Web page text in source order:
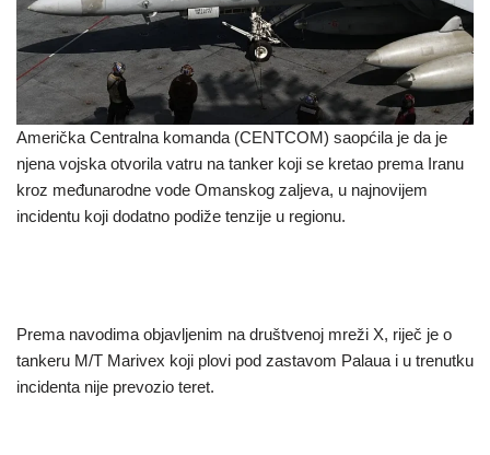
Američka Centralna komanda (CENTCOM) saopćila je da je
njena vojska otvorila vatru na tanker koji se kretao prema Iranu
kroz međunarodne vode Omanskog zaljeva, u najnovijem
incidentu koji dodatno podiže tenzije u regionu.
Prema navodima objavljenim na društvenoj mreži X, riječ je o
tankeru M/T Marivex koji plovi pod zastavom Palaua i u trenutku
incidenta nije prevozio teret.